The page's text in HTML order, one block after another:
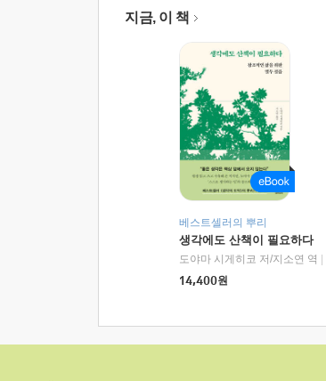
지금, 이 책
베스트셀러의 뿌리
생각에도 산책이 필요하다
도야마 시게히코 저/지소연 역
14,400원